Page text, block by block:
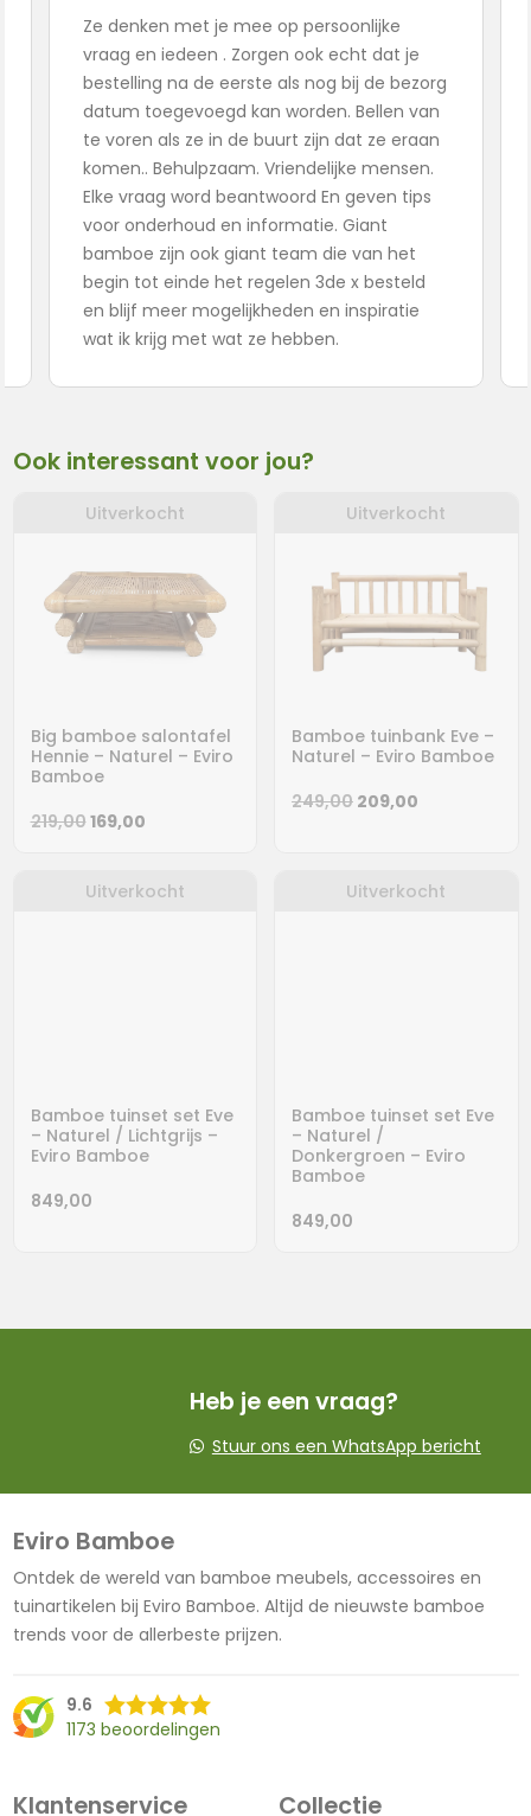
Ze denken met je mee op persoonlijke
vraag en iedeen . Zorgen ook echt dat je
bestelling na de eerste als nog bij de bezorg
datum toegevoegd kan worden. Bellen van
te voren als ze in de buurt zijn dat ze eraan
komen.. Behulpzaam. Vriendelijke mensen.
Elke vraag word beantwoord En geven tips
voor onderhoud en informatie. Giant
bamboe zijn ook giant team die van het
begin tot einde het regelen 3de x besteld
en blijf meer mogelijkheden en inspiratie
wat ik krijg met wat ze hebben.
Ook interessant voor jou?
Uitverkocht
Big bamboe salontafel
Hennie – Naturel – Eviro
Bamboe
219,00Oorspronkelijke
169,00Huidige
Uitverkocht
Bamboe tuinbank Eve –
Naturel – Eviro Bamboe
249,00 Oorspronkelijke
249,00.
209,00
209,00.
Uitverkocht
Bamboe tuinset set Eve
– Naturel / Lichtgrijs –
Eviro Bamboe
849,00
Uitverkocht
Bamboe tuinset set Eve
– Naturel /
Donkergroen – Eviro
Bamboe
849,00
Heb je een vraag?
Stuur ons een WhatsApp bericht
Eviro Bamboe
Ontdek de wereld van bamboe meubels, accessoires en
tuinartikelen bij Eviro Bamboe. Altijd de nieuwste bamboe
trends voor de allerbeste prijzen.
9.6
1173 beoordelingen
Klantenservice Collectie